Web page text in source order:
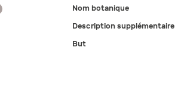
Nom botanique
Description supplémentaire
But